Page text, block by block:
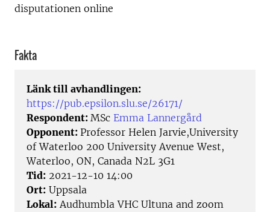
disputationen online
Fakta
Länk till avhandlingen:
https://pub.epsilon.slu.se/26171/
Respondent: MSc Emma Lannergård
Opponent: Professor Helen Jarvie,University
of Waterloo 200 University Avenue West,
Waterloo, ON, Canada N2L 3G1
Tid: 2021-12-10 14:00
Ort: Uppsala
Lokal: Audhumbla VHC Ultuna and zoom